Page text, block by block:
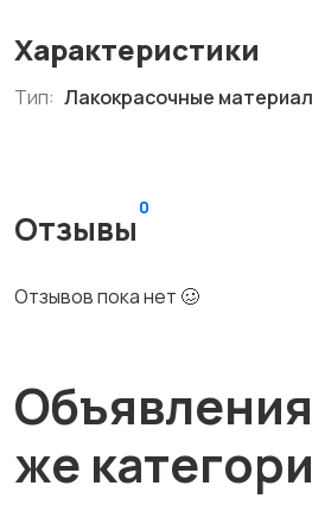
Характеристики
Тип: Лакокрасочные
Отзывы
0
Отзывов пока нет 🥴
же